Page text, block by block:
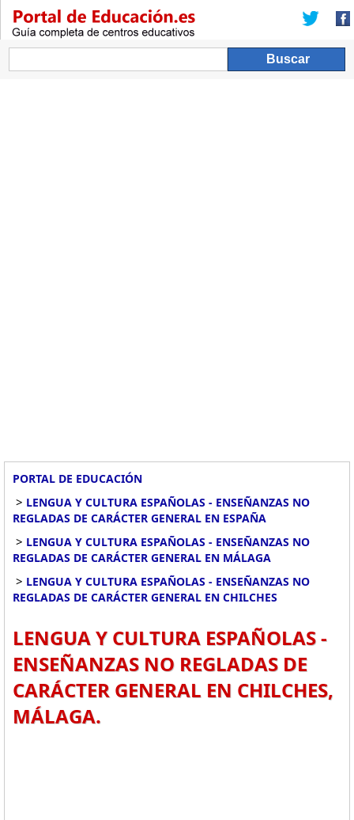
PORTAL DE EDUCACIÓN
> LENGUA Y CULTURA ESPAÑOLAS - ENSEÑANZAS NO
REGLADAS DE CARÁCTER GENERAL EN ESPAÑA
> LENGUA Y CULTURA ESPAÑOLAS - ENSEÑANZAS NO
REGLADAS DE CARÁCTER GENERAL EN MÁLAGA
> LENGUA Y CULTURA ESPAÑOLAS - ENSEÑANZAS NO
REGLADAS DE CARÁCTER GENERAL EN CHILCHES
LENGUA Y CULTURA ESPAÑOLAS -
ENSEÑANZAS NO REGLADAS DE
CARÁCTER GENERAL EN CHILCHES,
MÁLAGA.